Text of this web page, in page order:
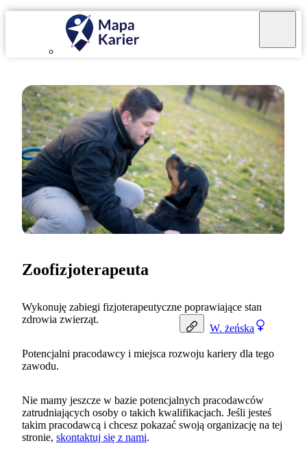
W. żeńska
Zoofizjoterapeuta
Wykonuję zabiegi fizjoterapeutyczne poprawiające stan
zdrowia zwierząt.
Potencjalni pracodawcy i miejsca rozwoju kariery dla tego
zawodu.
Nie mamy jeszcze w bazie potencjalnych pracodawców
zatrudniających osoby o takich kwalifikacjach. Jeśli jesteś
takim pracodawcą i chcesz pokazać swoją organizację na tej
stronie, skontaktuj się z nami.